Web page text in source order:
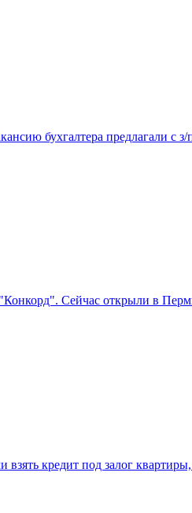
бухгалтера предлагали с
Сейчас открыли в
кредит под залог квартиры,